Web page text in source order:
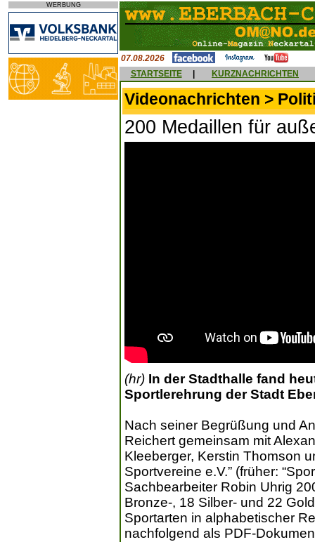
WERBUNG
07.08.2026
STARTSEITE
KURZNACHRICHTEN
Videonachrichten >
200 Medaillen für
(hr) In der Stadthalle fand
Sportlerehrung der Stadt
Nach seiner Begrüßung und
Reichert gemeinsam mit
Kleeberger, Kerstin Thomson
Sportvereine e.V.” (früher:
Sachbearbeiter Robin Uhrig
Bronze-, 18 Silber- und 22
Sportarten in alphabetischer
nachfolgend als PDF-